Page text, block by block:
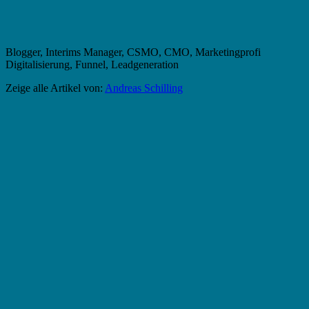
Blogger, Interims Manager, CSMO, CMO, Marketingprofi
Digitalisierung, Funnel, Leadgeneration
Zeige alle Artikel von: Andreas Schilling